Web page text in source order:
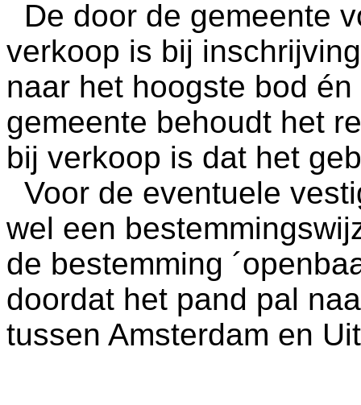
De door de gemeente
verkoop is bij
naar het hoogste bod
gemeente behoudt het
bij verkoop is dat het
Voor de eventuele
wel een
de bestemming
doordat het pand pal
tussen Amsterdam en